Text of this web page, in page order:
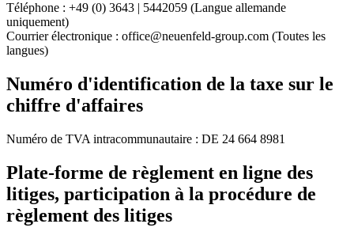
Téléphone : +49 (0) 3643 | 5442059 (Langue allemande
uniquement)
Courrier électronique : office@neuenfeld-group.com (Toutes les
langues)
Numéro d'identification de la taxe sur le
chiffre d'affaires
Numéro de TVA intracommunautaire : DE 24 664 8981
Plate-forme de règlement en ligne des
litiges, participation à la procédure de
règlement des litiges